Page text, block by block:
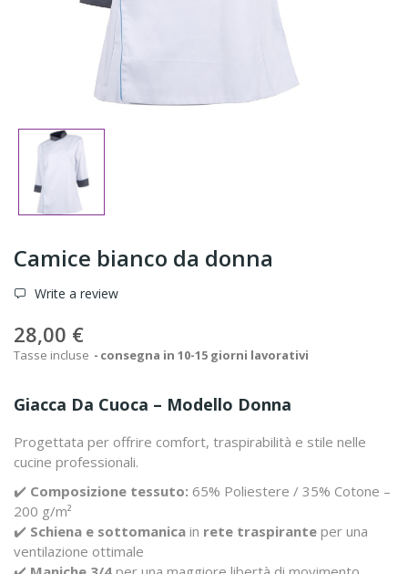
Camice bianco da donna
Write a review
28,00 €
Tasse incluse consegna in 10-15 giorni lavorativi
Giacca Da Cuoca – Modello Donna
Progettata per offrire comfort, traspirabilità e stile nelle
cucine professionali.
✔️ Composizione tessuto: 65% Poliestere / 35% Cotone –
200 g/m²
✔️ Schiena e sottomanica in rete traspirante per una
ventilazione ottimale